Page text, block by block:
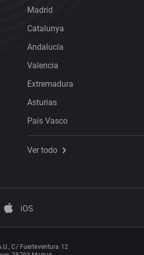
Madrid
Catalunya
Andalucía
Valencia
Extremadura
Asturias
País Vasco
Ver todo
iOS
C/ Fuerteventura 12